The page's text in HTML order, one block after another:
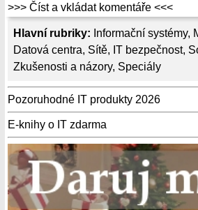
Hlavní rubriky: Informační systémy,
Datová centra, Sítě, IT bezpečnost,
Zkušenosti a názory, Speciály
Pozoruhodné IT produkty 2026
E-knihy o IT zdarma
>>> Číst a vkládat komentáře <<<